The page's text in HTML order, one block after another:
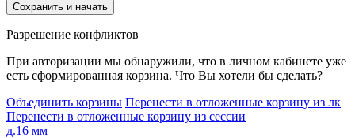
Сохранить и начать
Разрешение конфликтов
При авторизации мы обнаружили, что в личном кабинете уже
есть сформированная корзина. Что Вы хотели бы сделать?
Объединить корзины Перенести в отложенные корзину из лк
Перенести в отложенные корзину из сессии
д.16 мм